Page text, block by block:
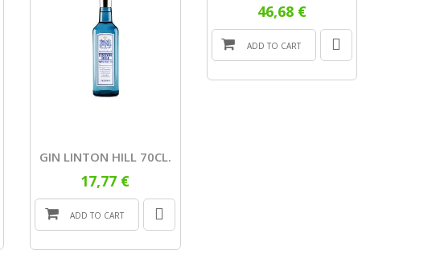
GIN LINTON HILL 70CL.
17,77 €
ADD TO CART
46,68 €
ADD TO CART